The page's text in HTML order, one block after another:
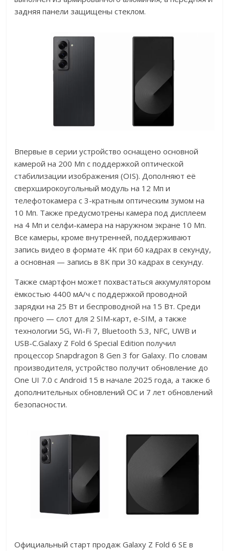
задняя панели защищены стеклом.
Впервые в серии устройство оснащено основной
камерой на 200 Мп с поддержкой оптической
стабилизации изображения (OIS). Дополняют её
сверхширокоугольный модуль на 12 Мп и
телефотокамера с 3-кратным оптическим зумом на
10 Мп. Также предусмотрены камера под дисплеем
на 4 Мп и селфи-камера на наружном экране 10 Мп.
Все камеры, кроме внутренней, поддерживают
запись видео в формате 4K при 60 кадрах в секунду,
а основная — запись в 8K при 30 кадрах в секунду.
Также смартфон может похвастаться аккумулятором
ёмкостью 4400 мА/ч с поддержкой проводной
зарядки на 25 Вт и беспроводной на 15 Вт. Среди
прочего — слот для 2 SIM-карт, e-SIM, а также
технологии 5G, Wi-Fi 7, Bluetooth 5.3, NFC, UWB и
USB-C.Galaxy Z Fold 6 Special Edition получил
процессор Snapdragon 8 Gen 3 for Galaxy. По словам
производителя, устройство получит обновление до
One UI 7.0 с Android 15 в начале 2025 года, а также 6
дополнительных обновлений ОС и 7 лет обновлений
безопасности.
Официальный старт продаж Galaxy Z Fold 6 SE в